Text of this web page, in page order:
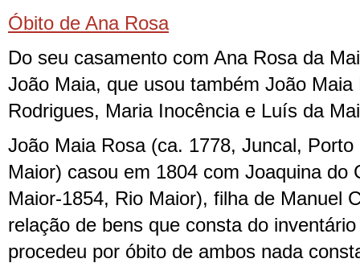
Óbito de Ana Rosa
Do seu casamento com Ana Rosa da
João Maia, que usou também João Maia
Rodrigues, Maria Inocência e Luís da
João Maia Rosa (ca. 1778, Juncal,
Maior) casou em 1804 com Joaquina do
Maior-1854, Rio Maior), filha de Manuel
relação de bens que consta do
procedeu por óbito de ambos nada